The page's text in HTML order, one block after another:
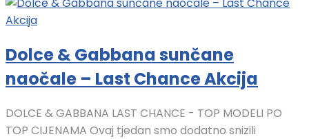
Dolce & Gabbana sunčane
naočale – Last Chance Akcija
DOLCE & GABBANA LAST CHANCE - TOP MODELI PO
TOP CIJENAMA Ovaj tjedan smo dodatno snizili